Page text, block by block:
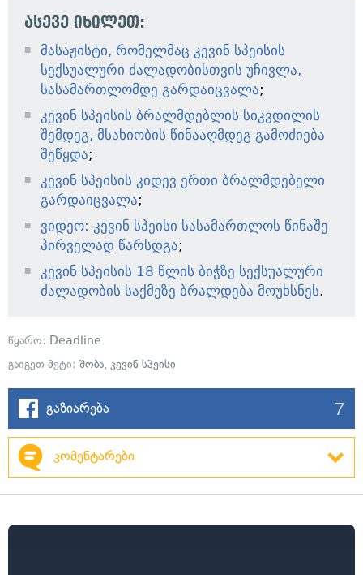
ასევე იხილეთ:
მასაჟისტი, რომელმაც კევინ სპეისის
სექსუალური ძალადობისთვის უჩივლა,
სასამართლომდე გარდაიცვალა;
კევინ სპეისის ბრალმდებლის სიკვდილის
შემდეგ, მსახიობის წინააღმდეგ გამოძიება
შეწყდა;
კევინ სპეისის კიდევ ერთი ბრალმდებელი
გარდაიცვალა;
ვიდეო: კევინ სპეისი სასამართლოს წინაშე
პირველად წარსდგა;
კევინ სპეისის 18 წლის ბიჭზე სექსუალური
ძალადობის საქმეზე ბრალდება მოუხსნეს.
წყარო: Deadline
გაიგეთ მეტი: შობა, კევინ სპეისი
გაზიარება 7
კომენტარები